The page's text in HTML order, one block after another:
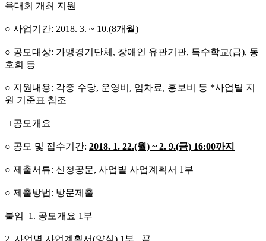
육대회 개최 지원
○ 사업기간: 2018. 3. ~ 10.(8개월)
○ 공모대상: 가맹경기단체, 장애인 유관기관, 특수학교(급), 동
호회 등
○ 지원내용: 각종 수당, 운영비, 임차료, 홍보비 등 *사업별 지
원 기준표 참조
□ 공모개요
○ 공모 및 접수기간: 2018. 1. 22.(월) ~ 2. 9.(금) 16:00까지
○ 제출서류: 신청공문, 사업별 사업계획서 1부
○ 제출방법: 방문제출
붙임 1. 공모개요 1부